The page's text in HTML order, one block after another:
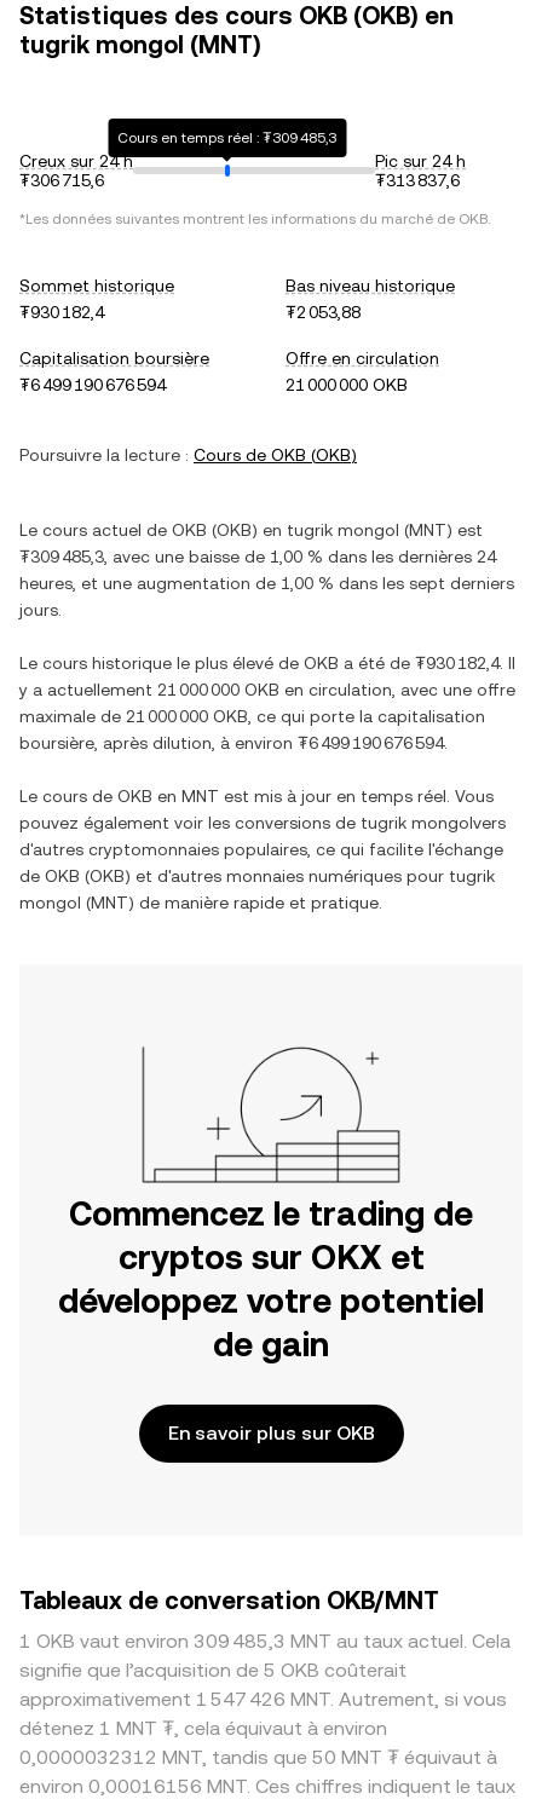
Statistiques des cours OKB (OKB) en
tugrik mongol (MNT)
Creux sur 24 h
₮306 715,6
Cours en temps réel : ₮309 485,3
Pic sur 24 h
₮313 837,6
*Les données suivantes montrent les informations du marché de OKB.
Sommet historique
₮930 182,4
Bas niveau historique
₮2 053,88
Capitalisation boursière
₮6 499 190 676 594
Offre en circulation
21 000 000 OKB
Poursuivre la lecture : Cours de OKB (OKB)
Le cours actuel de OKB (OKB) en tugrik mongol (MNT) est
₮309 485,3 , avec une baisse de 1,00 % dans les dernières 24
heures, et une augmentation de 1,00 % dans les sept derniers
jours.
Le cours historique le plus élevé de OKB a été de ₮930 182,4. Il
y a actuellement 21 000 000 OKB en circulation, avec une offre
maximale de 21 000 000 OKB , ce qui porte la capitalisation
boursière, après dilution, à environ ₮6 499 190 676 594.
Le cours de OKB en MNT est mis à jour en temps réel. Vous
pouvez également voir les conversions de tugrik mongolvers
d'autres cryptomonnaies populaires, ce qui facilite l'échange
de OKB (OKB) et d'autres monnaies numériques pour tugrik
mongol (MNT) de manière rapide et pratique.
Commencez le trading de
cryptos sur OKX et
développez votre potentiel
de gain
En savoir plus sur OKB
Tableaux de conversation OKB/MNT
1 OKB vaut environ 309 485,3 MNT au taux actuel. Cela
signifie que l’acquisition de 5 OKB coûterait
approximativement 1 547 426 MNT. Autrement, si vous
détenez 1 MNT ₮, cela équivaut à environ
0,0000032312 MNT, tandis que 50 MNT ₮ équivaut à
environ 0,00016156 MNT. Ces chiffres indiquent le taux